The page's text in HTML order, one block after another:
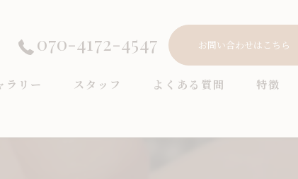
070-4172-4547 お問い合わせはこちら
ラリー スタッフ よくある質問 特徴